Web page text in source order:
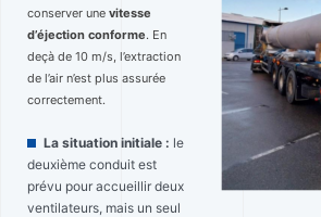
conserver une vitesse
d’éjection conforme. En
deçà de 10 m/s, l’extraction
de l’air n’est plus assurée
correctement.
La situation initiale : le
deuxième conduit est
prévu pour accueillir deux
ventilateurs, mais un seul